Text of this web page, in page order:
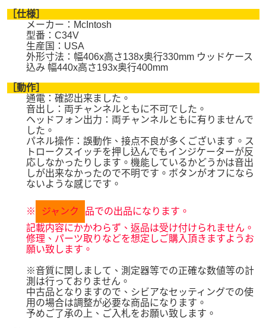
［仕様］
メーカー：McIntosh
型番：C34V
生産国：USA
外形寸法：幅406x高さ138x奥行330mm ウッドケース
込み 幅440x高さ193x奥行400mm
［動作］
通電：確認出来ました。
音出し：両チャンネルともに不可でした。
ヘッドフォン出力：両チャンネルともに有りませんで
した。
パネル操作：誤動作、接点不良が多くございます。ス
トロークスイッチを押し込んでもインジケーターが反
応しなかったりします。機能しているかどうかは音出
しが出来なかったので不明です。ボタンがオフになら
ないような感じです。
※ ジャンク
品での出品になります。
記載内容にかかわらず、返品は受け付けられません。
修理、パーツ取りなどを想定しご購入頂きますようお
願い致します。
※音質に関しまして、測定器等での正確な数値等の計
測は行っておりません。
中古品となりますので、シビアなセッティングでの使
用の場合は調整が必要な商品になります。
予めご了承の上、ご入札をお願い致します。